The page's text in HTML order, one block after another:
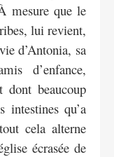
mesure que le
lui revient,
d’Antonia, sa
d’enfance,
dont beaucoup
intestines qu’a
cela alterne
écrasée de